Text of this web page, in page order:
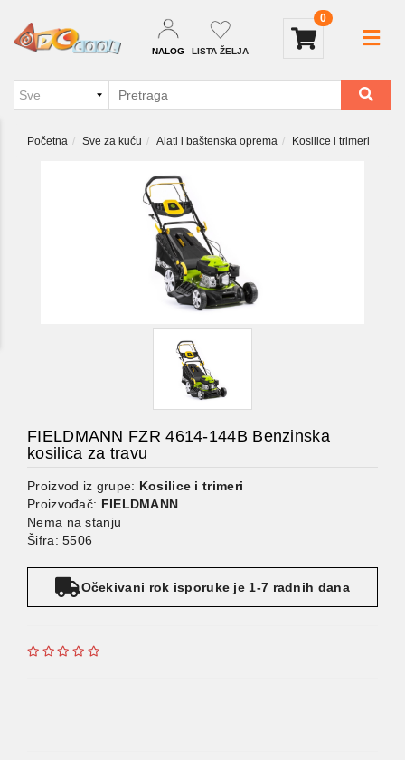
NALOG LISTA ŽELJA
0
Početna Sve za kuću Alati i baštenska oprema Kosilice i trimeri
FIELDMANN FZR 4614-144B Benzinska
kosilica za travu
Proizvod iz grupe: Kosilice i trimeri
Proizvođač: FIELDMANN
Nema na stanju
Šifra: 5506
Očekivani rok isporuke je 1-7 radnih dana